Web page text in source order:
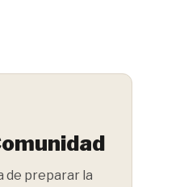
de preparar la